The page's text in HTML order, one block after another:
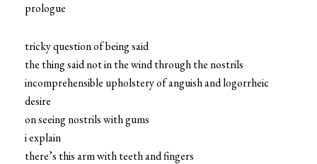
prologue
tricky question of being said
the thing said not in the wind through the nostrils
incomprehensible upholstery of anguish and logorrheic
desire
on seeing nostrils with gums
i explain
there’s this arm with teeth and fingers